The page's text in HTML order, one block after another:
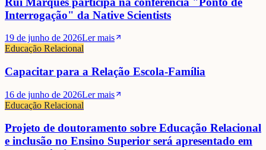
Interrogação" da Native Scientists
19 de junho de 2026Ler mais
Educação Relacional
Capacitar para a Relação Escola-Família
16 de junho de 2026Ler mais
Educação Relacional
Projeto de doutoramento sobre Educação Relacional
e inclusão no Ensino Superior será apresentado em